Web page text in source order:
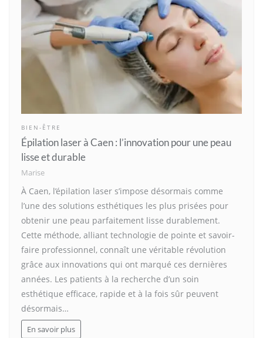
BIEN-ÊTRE
Épilation laser à Caen : l’innovation pour une peau
lisse et durable
Marise
À Caen, l’épilation laser s’impose désormais comme
l’une des solutions esthétiques les plus prisées pour
obtenir une peau parfaitement lisse durablement.
Cette méthode, alliant technologie de pointe et savoir-
faire professionnel, connaît une véritable révolution
grâce aux innovations qui ont marqué ces dernières
années. Les patients à la recherche d’un soin
esthétique efficace, rapide et à la fois sûr peuvent
désormais…
En savoir plus